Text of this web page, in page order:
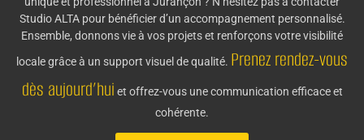
Studio ALTA pour bénéficier d’un accompagnement personnalisé.
Ensemble, donnons vie à vos projets et renforçons votre visibilité
locale grâce à un support visuel de qualité. Prenez rendez-vous
dès aujourd’hui et offrez-vous une communication efficace et
cohérente.